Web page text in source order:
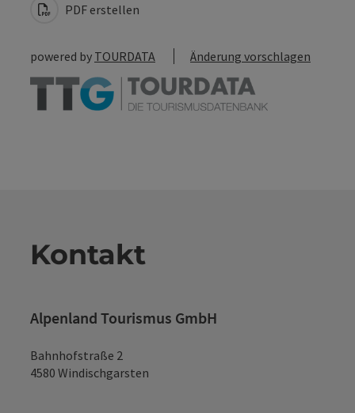
PDF erstellen
powered by TOURDATA Änderung vorschlagen
Kontakt
Alpenland Tourismus GmbH
Bahnhofstraße 2
4580 Windischgarsten